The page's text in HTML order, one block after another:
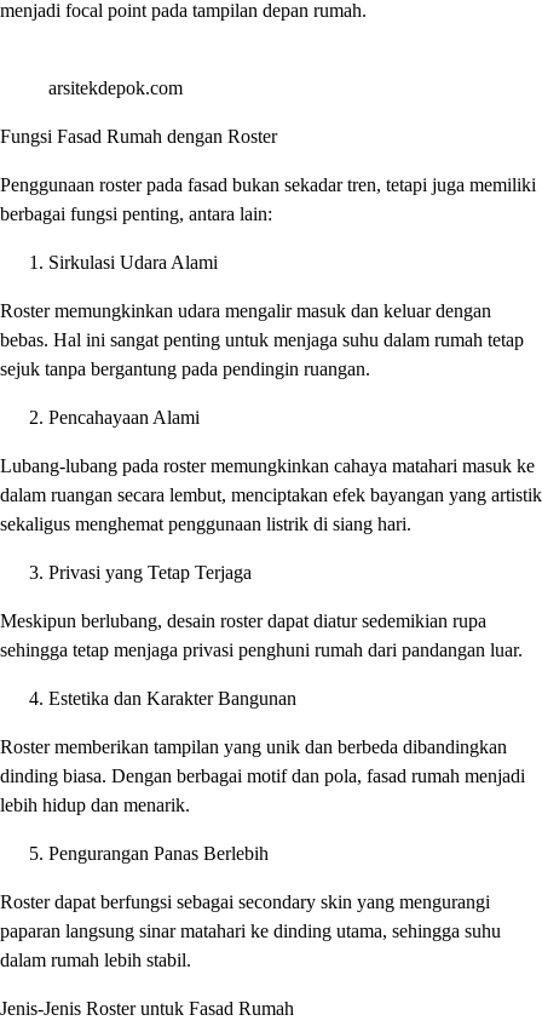
menjadi focal point pada tampilan depan rumah.
arsitekdepok.com
Fungsi Fasad Rumah dengan Roster
Penggunaan roster pada fasad bukan sekadar tren, tetapi juga memiliki
berbagai fungsi penting, antara lain:
Sirkulasi Udara Alami
Roster memungkinkan udara mengalir masuk dan keluar dengan
bebas. Hal ini sangat penting untuk menjaga suhu dalam rumah tetap
sejuk tanpa bergantung pada pendingin ruangan.
Pencahayaan Alami
Lubang-lubang pada roster memungkinkan cahaya matahari masuk ke
dalam ruangan secara lembut, menciptakan efek bayangan yang artistik
sekaligus menghemat penggunaan listrik di siang hari.
Privasi yang Tetap Terjaga
Meskipun berlubang, desain roster dapat diatur sedemikian rupa
sehingga tetap menjaga privasi penghuni rumah dari pandangan luar.
Estetika dan Karakter Bangunan
Roster memberikan tampilan yang unik dan berbeda dibandingkan
dinding biasa. Dengan berbagai motif dan pola, fasad rumah menjadi
lebih hidup dan menarik.
Pengurangan Panas Berlebih
Roster dapat berfungsi sebagai secondary skin yang mengurangi
paparan langsung sinar matahari ke dinding utama, sehingga suhu
dalam rumah lebih stabil.
Jenis-Jenis Roster untuk Fasad Rumah